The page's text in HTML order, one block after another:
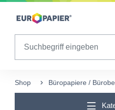
Table Of Content
Diese Produkte könnten Sie auch
Shop Büropapiere /